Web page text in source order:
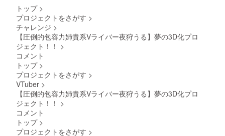
トップ >
プロジェクトをさがす >
チャレンジ >
【圧倒的包容力姉貴系Vライバー夜狩うる】夢の3D化プロ
ジェクト！！ >
コメント
トップ >
プロジェクトをさがす >
VTuber >
【圧倒的包容力姉貴系Vライバー夜狩うる】夢の3D化プロ
ジェクト！！ >
コメント
トップ >
プロジェクトをさがす >